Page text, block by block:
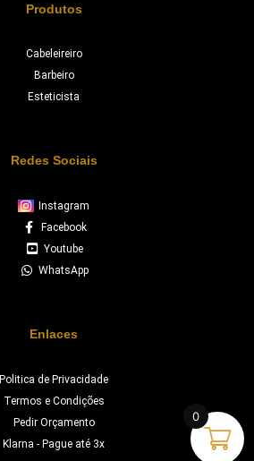
Produtos
Cabeleireiro
Barbeiro
Esteticista
Redes Sociais
Instagram
Facebook
Youtube
WhatsApp
Enlaces
Politica de Privacidade
Termos e Condições
Pedir Orçamento
Klarna - Pague até 3x
0